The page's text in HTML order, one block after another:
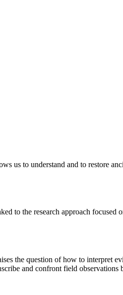
us to understand and to restore
to the research approach focused
the question of how to interpret
and confront field observations